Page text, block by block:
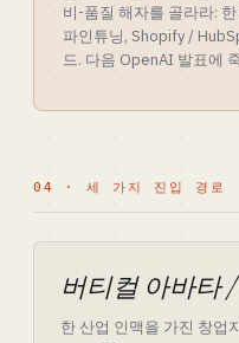
비-품질 해자를 골라라:
파인튜닝, Shopify /
드. 다음 OpenAI 발표에
04 · 세 가지 진입 경로
버티컬 아바타
한 산업 인맥을 가진 창업